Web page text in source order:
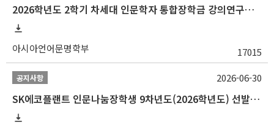
2026학년도 2학기 차세대 인문학자 통합장학금 강의연구조교 선발 안내(~7/8)
아시아언어문명학부 17015
공지사항
SK에코플랜트 인문나눔장학생 9차년도(2026학년도) 선발 안내(~7/20)
2026-06-30